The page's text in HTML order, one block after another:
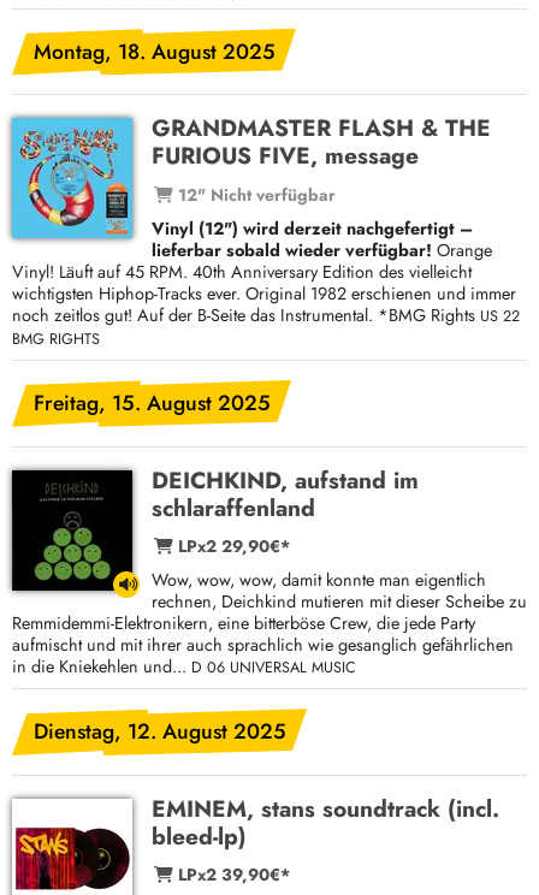
Montag, 18. August 2025
GRANDMASTER FLASH & THE
FURIOUS FIVE, message
12" Nicht verfügbar
Vinyl (12") wird derzeit nachgefertigt –
lieferbar sobald wieder verfügbar! Orange
Vinyl! Läuft auf 45 RPM. 40th Anniversary Edition des vielleicht
wichtigsten Hiphop-Tracks ever. Original 1982 erschienen und immer
noch zeitlos gut! Auf der B-Seite das Instrumental. *BMG Rights US 22
BMG RIGHTS
Freitag, 15. August 2025
DEICHKIND, aufstand im
schlaraffenland
LPx2 29,90€*
Wow, wow, wow, damit konnte man eigentlich
rechnen, Deichkind mutieren mit dieser Scheibe zu
Remmidemmi-Elektronikern, eine bitterböse Crew, die jede Party
aufmischt und mit ihrer auch sprachlich wie gesanglich gefährlichen
in die Kniekehlen und... D 06 UNIVERSAL MUSIC
Dienstag, 12. August 2025
EMINEM, stans soundtrack (incl.
bleed-lp)
LPx2 39,90€*